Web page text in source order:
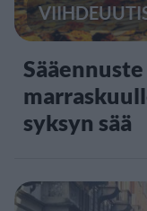
syksyn sää